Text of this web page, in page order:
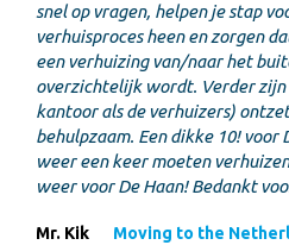
snel op vragen, helpen je stap
verhuisproces heen en zorgen
een verhuizing van/naar het
overzichtelijk wordt. Verder
kantoor als de verhuizers)
behulpzaam. Een dikke 10! voor
weer een keer moeten
weer voor De Haan! Bedankt
Mr. Kik Moving to the